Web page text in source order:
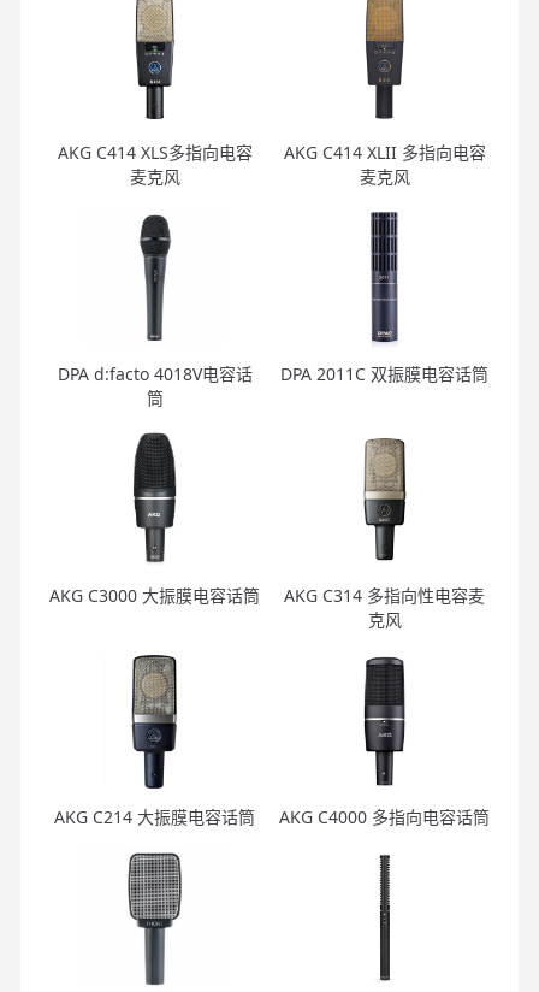
AKG C414 XLS多指向电容
麦克风
AKG C414 XLII 多指向电容
麦克风
DPA d:facto 4018V电容话
筒
DPA 2011C 双振膜电容话筒
AKG C3000 大振膜电容话筒
AKG C314 多指向性电容麦
克风
AKG C214 大振膜电容话筒 AKG C4000 多指向电容话筒